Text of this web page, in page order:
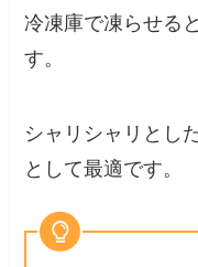
冷凍庫で凍らせる
す。
シャリシャリとし
として最適です。